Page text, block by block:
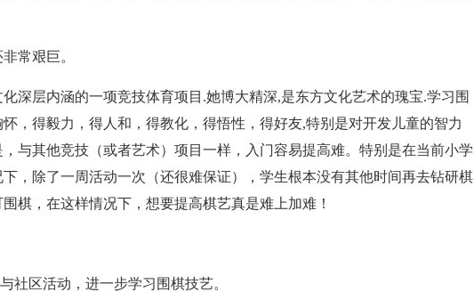
常艰巨。
深层内涵的一项竞技体育项目.她博大精深,是东方文化艺术的瑰宝.学习围
，得毅力，得人和，得教化，得悟性，得好友,特别是对开发儿童的智力
与其他竞技（或者艺术）项目一样，入门容易提高难。特别是在当前小学
，除了一周活动一次（还很难保证），学生根本没有其他时间再去钻研棋
棋，在这样情况下，想要提高棋艺真是难上加难！
社区活动，进一步学习围棋技艺。